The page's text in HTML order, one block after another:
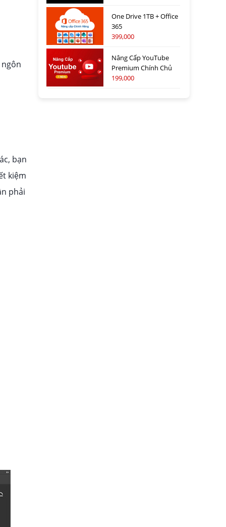
bạn
kiệm
phải
One Drive 1TB + Office
365
399,000
Nâng Cấp YouTube
Premium Chính Chủ
199,000